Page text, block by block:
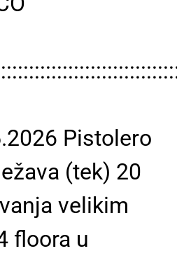
Pistolero
(tek) 20
velikim
floora u